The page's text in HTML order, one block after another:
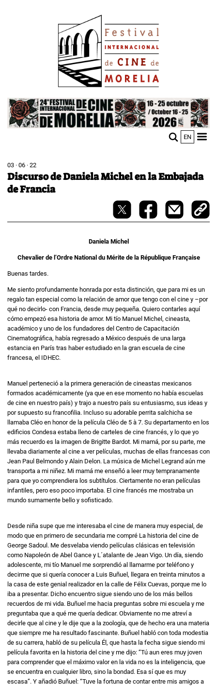
Image
EN
03 · 06 · 22
Discurso de Daniela Michel en la Embajada
de Francia
Daniela Michel
Chevalier de l’Ordre National du Mérite de la République Française
Buenas tardes.
Me siento profundamente honrada por esta distinción, que para mi es un
regalo tan especial como la relación de amor que tengo con el cine y –por
qué no decirlo- con Francia, desde muy pequeña. Quiero contarles aquí
cómo empezó esa historia de amor. Mi tío Manuel Michel, cineasta,
académico y uno de los fundadores del Centro de Capacitación
Cinematográfica, había regresado a México después de una larga
estancia en París tras haber estudiado en la gran escuela de cine
francesa, el IDHEC.
Manuel perteneció a la primera generación de cineastas mexicanos
formados académicamente (ya que en ese momento no había escuelas
de cine en nuestro país) y trajo a nuestro país su entusiasmo, sus ideas y
por supuesto su francofilia. Incluso su adorable perrita salchicha se
llamaba Cléo en honor de la película Cléo de 5 à 7. Su departamento en los
edificios Condesa estaba lleno de carteles de cine francés, y lo que yo
más recuerdo es la imagen de Brigitte Bardot. Mi mamá, por su parte, me
llevaba diariamente al cine a ver películas, muchas de ellas francesas con
Jean Paul Belmondo y Alain Delon. La música de Michel Legrand aún me
transporta a mi niñez. Mi mamá me enseñó a leer muy tempranamente
para que yo comprendiera los subtítulos. Ciertamente no eran películas
infantiles, pero eso poco importaba. El cine francés me mostraba un
mundo sumamente bello y sofisticado.
Desde niña supe que me interesaba el cine de manera muy especial, de
modo que en primero de secundaria me compré La historia del cine de
George Sadoul. Me desvelaba viendo películas clásicas en televisión
como Napoleón de Abel Gance y L´atalante de Jean Vigo. Un día, siendo
adolescente, mi tío Manuel me sorprendió al llamarme por teléfono y
decirme que si quería conocer a Luis Buñuel, llegara en treinta minutos a
la casa de este genial realizador en la calle de Félix Cuevas, porque me lo
iba a presentar. Dicho encuentro sigue siendo uno de los más bellos
recuerdos de mi vida. Buñuel me hacia preguntas sobre mi escuela y me
preguntaba que a qué me quería dedicar. Obviamente no me atreví a
decirle que al cine y le dije que a la zoología, que de hecho era una materia
que siempre me ha resultado fascinante. Buñuel habló con toda modestia
de su carrera, habló de su película Él, que hasta la fecha sigue siendo mi
película favorita en la historia del cine y me dijo: “Tú aun eres muy joven
para comprender que el máximo valor en la vida no es la inteligencia, que
se encuentra en cualquier libro, sino la bondad. Esa sí que es muy
escasa”. Y añadió Buñuel: “Tuve la fortuna de contar entre mis amigos a